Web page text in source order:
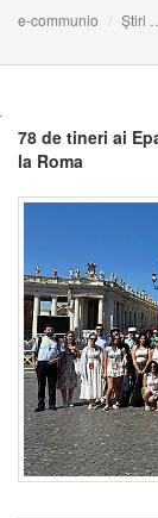
e-communio Știri
78 de tineri ai
la Roma